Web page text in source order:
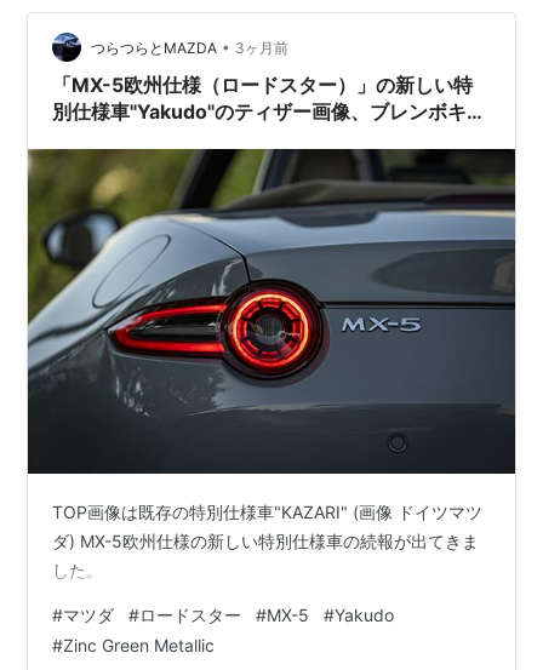
つらつらとMAZDA • 3ヶ月前
「MX-5欧州仕様（ロードスター）」の新しい特
別仕様車"Yakudo"のティザー画像、ブレンボキャ
TOP画像は既存の特別仕様車"KAZARI" (画像 ドイツマツ
ダ) MX-5欧州仕様の新しい特別仕様車の続報が出てきま
した。
#マツダ #ロードスター #MX-5 #Yakudo
#Zinc Green Metallic